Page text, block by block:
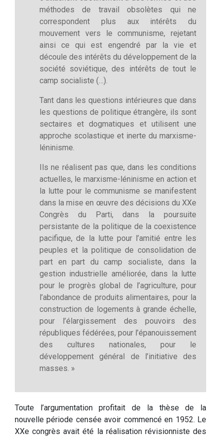
méthodes de travail obsolètes qui ne
correspondent plus aux intérêts du
mouvement vers le communisme, rejetant
ainsi ce qui est engendré par la vie et
découle des intérêts du développement de la
société soviétique, des intérêts de tout le
camp socialiste (…).
Tant dans les questions intérieures que dans
les questions de politique étrangère, ils sont
sectaires et dogmatiques et utilisent une
approche scolastique et inerte du marxisme-
léninisme.
Ils ne réalisent pas que, dans les conditions
actuelles, le marxisme-léninisme en action et
la lutte pour le communisme se manifestent
dans la mise en œuvre des décisions du XXe
Congrès du Parti, dans la poursuite
persistante de la politique de la coexistence
pacifique, de la lutte pour l’amitié entre les
peuples et la politique de consolidation de
part en part du camp socialiste, dans la
gestion industrielle améliorée, dans la lutte
pour le progrès global de l’agriculture, pour
l’abondance de produits alimentaires, pour la
construction de logements à grande échelle,
pour l’élargissement des pouvoirs des
républiques fédérées, pour l’épanouissement
des cultures nationales, pour le
développement général de l’initiative des
masses. »
Toute l’argumentation profitait de la thèse de la
nouvelle période censée avoir commencé en 1952. Le
XXe congrès avait été la réalisation révisionniste des